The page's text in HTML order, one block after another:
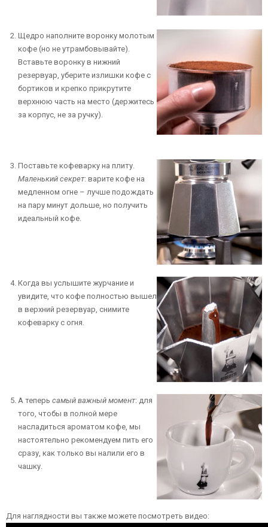
Щедро наполните воронку молотым
кофе (но не утрамбовывайте).
Вставьте воронку в нижний
резервуар, уберите излишки кофе с
бортиков и крепко прикрутите
верхнюю часть на место (держитесь
за корпус, не за ручку).
Поставьте кофеварку на плиту.
Маленький секрет: варите кофе на
медленном огне – лучше подождать
на пару минут дольше, но получить
идеальный кофе.
Когда вы услышите журчание и
увидите, что кофе полностью вышел
в верхний резервуар, снимите
кофеварку с огня.
А теперь самый важный момент: для
того, чтобы в полной мере
насладиться ароматом кофе, мы
настоятельно рекомендуем пить его
сразу, как только вы налили его в
чашку.
Для наглядности вы также можете посмотреть видео: